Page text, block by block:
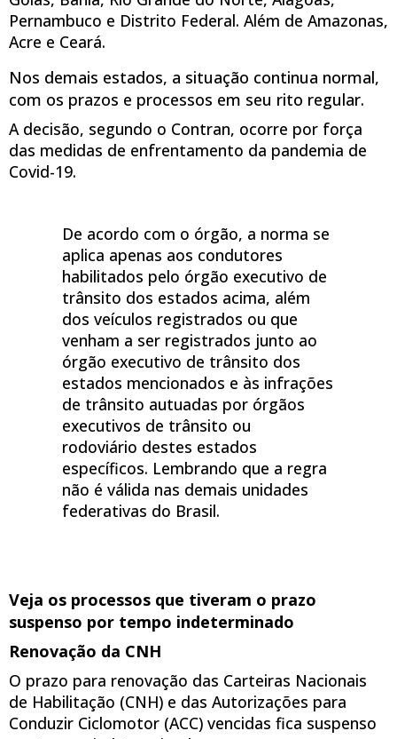
Pernambuco e Distrito Federal. Além de Amazonas,
Acre e Ceará.
Nos demais estados, a situação continua normal,
com os prazos e processos em seu rito regular.
A decisão, segundo o Contran, ocorre por força
das medidas de enfrentamento da pandemia de
Covid-19.
De acordo com o órgão, a norma se
aplica apenas aos condutores
habilitados pelo órgão executivo de
trânsito dos estados acima, além
dos veículos registrados ou que
venham a ser registrados junto ao
órgão executivo de trânsito dos
estados mencionados e às infrações
de trânsito autuadas por órgãos
executivos de trânsito ou
rodoviário destes estados
específicos. Lembrando que a regra
não é válida nas demais unidades
federativas do Brasil.
Veja os processos que tiveram o prazo
suspenso por tempo indeterminado
Renovação da CNH
O prazo para renovação das Carteiras Nacionais
de Habilitação (CNH) e das Autorizações para
Conduzir Ciclomotor (ACC) vencidas fica suspenso